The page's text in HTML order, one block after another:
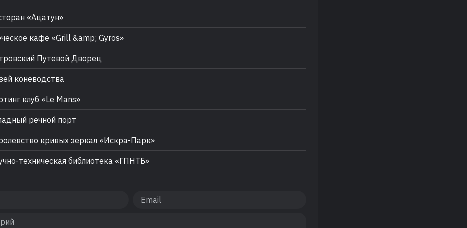
«Ацатун»
кафе «Grill &amp; Gyros»
Путевой Дворец
коневодства
клуб «Le Mans»
речной порт
кривых зеркал «Искра-Парк»
техническая библиотека «ГПНТБ»